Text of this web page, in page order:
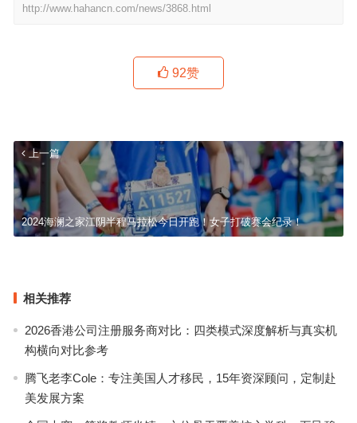
http://www.hahancn.com/news/3868.html
92赞
上一篇
2024海澜之家江阴半程马拉松今日开跑！女子打破赛会纪录！
选择潮流时尚真皮女包需要考虑哪些方面？
相关推荐
2026香港公司注册服务商对比：四类模式深度解析与真实机
构横向对比参考
腾飞老李Cole：专注美国人才移民，15年资深顾问，定制赴
美发展方案